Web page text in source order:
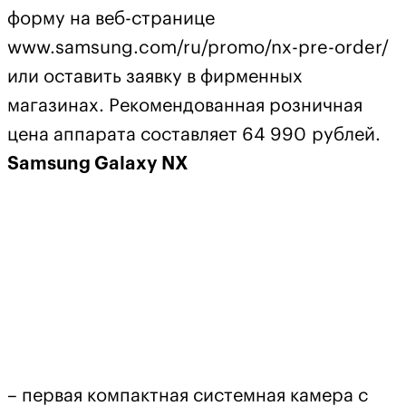
форму на веб-странице
www.samsung.com/ru/promo/nx-pre-order/
или оставить заявку в фирменных
магазинах. Рекомендованная розничная
цена аппарата составляет 64 990 рублей.
Samsung Galaxy NX
– первая компактная системная камера с